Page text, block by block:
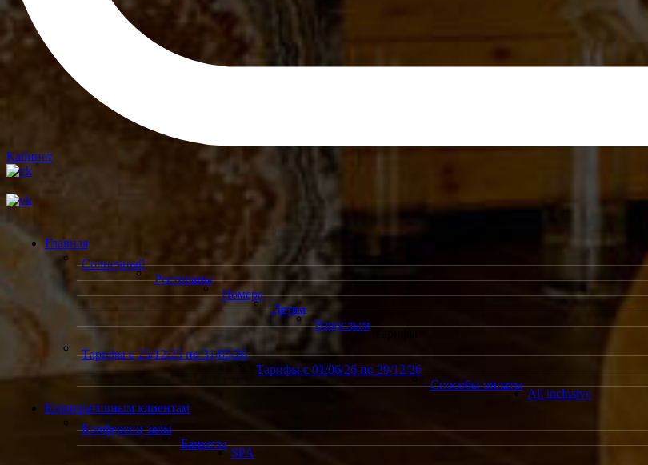
Кабинет
Главная
Солнечный
Рестораны
Номера
Детям
Взрослым
Тарифы с 25/12/25 по 31/05/26
Тарифы с 01/06/26 по 29/12/26
Способы оплаты
All inclusive
Корпоративным клиентам
Конференц залы
Банкеты
SPA